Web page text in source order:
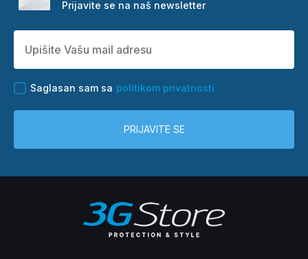
Prijavite se na naš newsletter
Saglasan sam sa politikom privatnosti
PRIJAVITE SE